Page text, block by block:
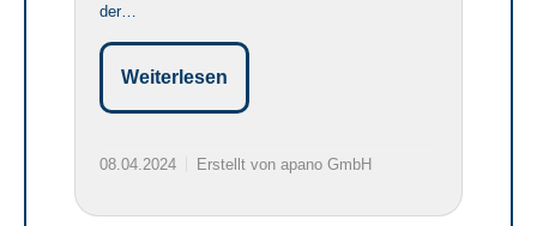
der…
Weiterlesen
08.04.2024 Erstellt von apano GmbH